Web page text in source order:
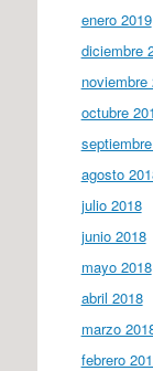
enero 2019
diciembre
noviembre
octubre
agosto
julio 2018
junio 2018
mayo 2018
abril 2018
marzo
febrero